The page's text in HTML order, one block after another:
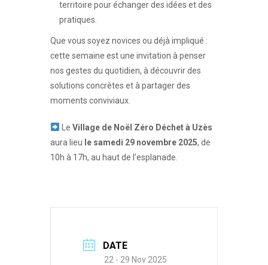
territoire pour échanger des idées et des
pratiques.
Que vous soyez novices ou déjà impliqué :
cette semaine est une invitation à penser
nos gestes du quotidien, à découvrir des
solutions concrètes et à partager des
moments conviviaux.
Le Village de Noël Zéro Déchet à Uzès
aura lieu le samedi 29 novembre 2025, de
10h à 17h, au haut de l’esplanade.
DATE
22 - 29 Nov 2025